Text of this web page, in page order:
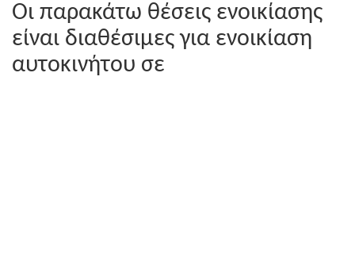
Οι παρακάτω θέσεις ενοικίασης
είναι διαθέσιμες για ενοικίαση
αυτοκινήτου σε